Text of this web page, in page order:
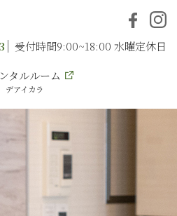
受付時間9:00~18:00 水曜定休日
タルルーム
デアイカラ